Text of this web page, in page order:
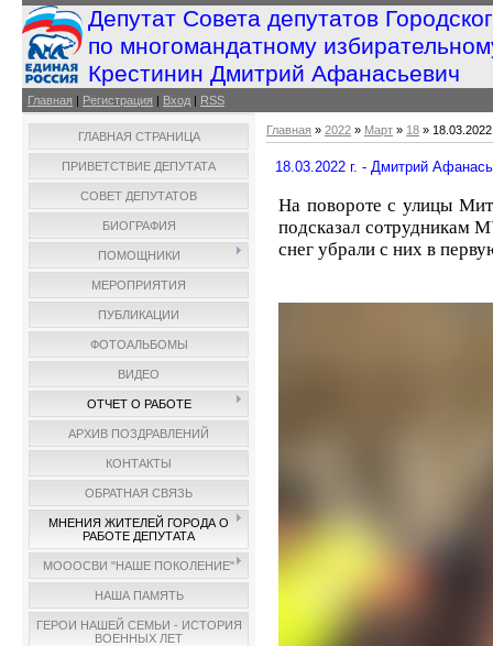
Депутат Совета депутатов
по многомандатному
Крестинин Дмитрий Афанасьевич
Главная | Регистрация | Вход | RSS
ГЛАВНАЯ СТРАНИЦА
ПРИВЕТСТВИЕ ДЕПУТАТА
СОВЕТ ДЕПУТАТОВ
БИОГРАФИЯ
ПОМОЩНИКИ
МЕРОПРИЯТИЯ
ПУБЛИКАЦИИ
ФОТОАЛЬБОМЫ
ВИДЕО
ОТЧЕТ О РАБОТЕ
АРХИВ ПОЗДРАВЛЕНИЙ
КОНТАКТЫ
ОБРАТНАЯ СВЯЗЬ
МНЕНИЯ ЖИТЕЛЕЙ ГОРОДА О
РАБОТЕ ДЕПУТАТА
МОООСВИ "НАШЕ ПОКОЛЕНИЕ"
НАША ПАМЯТЬ
ГЕРОИ НАШЕЙ СЕМЬИ - ИСТОРИЯ
ВОЕННЫХ ЛЕТ
Главная » 2022 » Март » 18 »
18.03.2022 г. - Дмитрий
На повороте с улицы
подсказал сотрудникам
снег убрали с них в